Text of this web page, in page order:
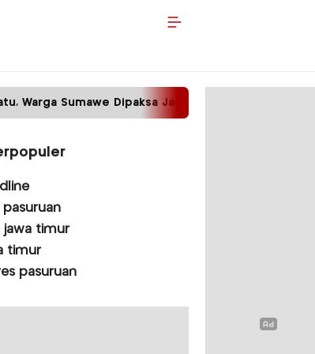
Sumawe Dipaksa Jadi Petugas Kebersihan
pasuruan
jawa timur
timur
pasuruan